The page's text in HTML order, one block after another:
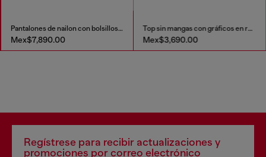
Pantalones de nailon con bolsillos cargo
Mex$7,890.00
Top sin mangas con gráficos en relieve
Mex$3,690.00
Regístrese para recibir actualizaciones y
promociones por correo electrónico